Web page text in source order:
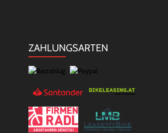
ZAHLUNGSARTEN